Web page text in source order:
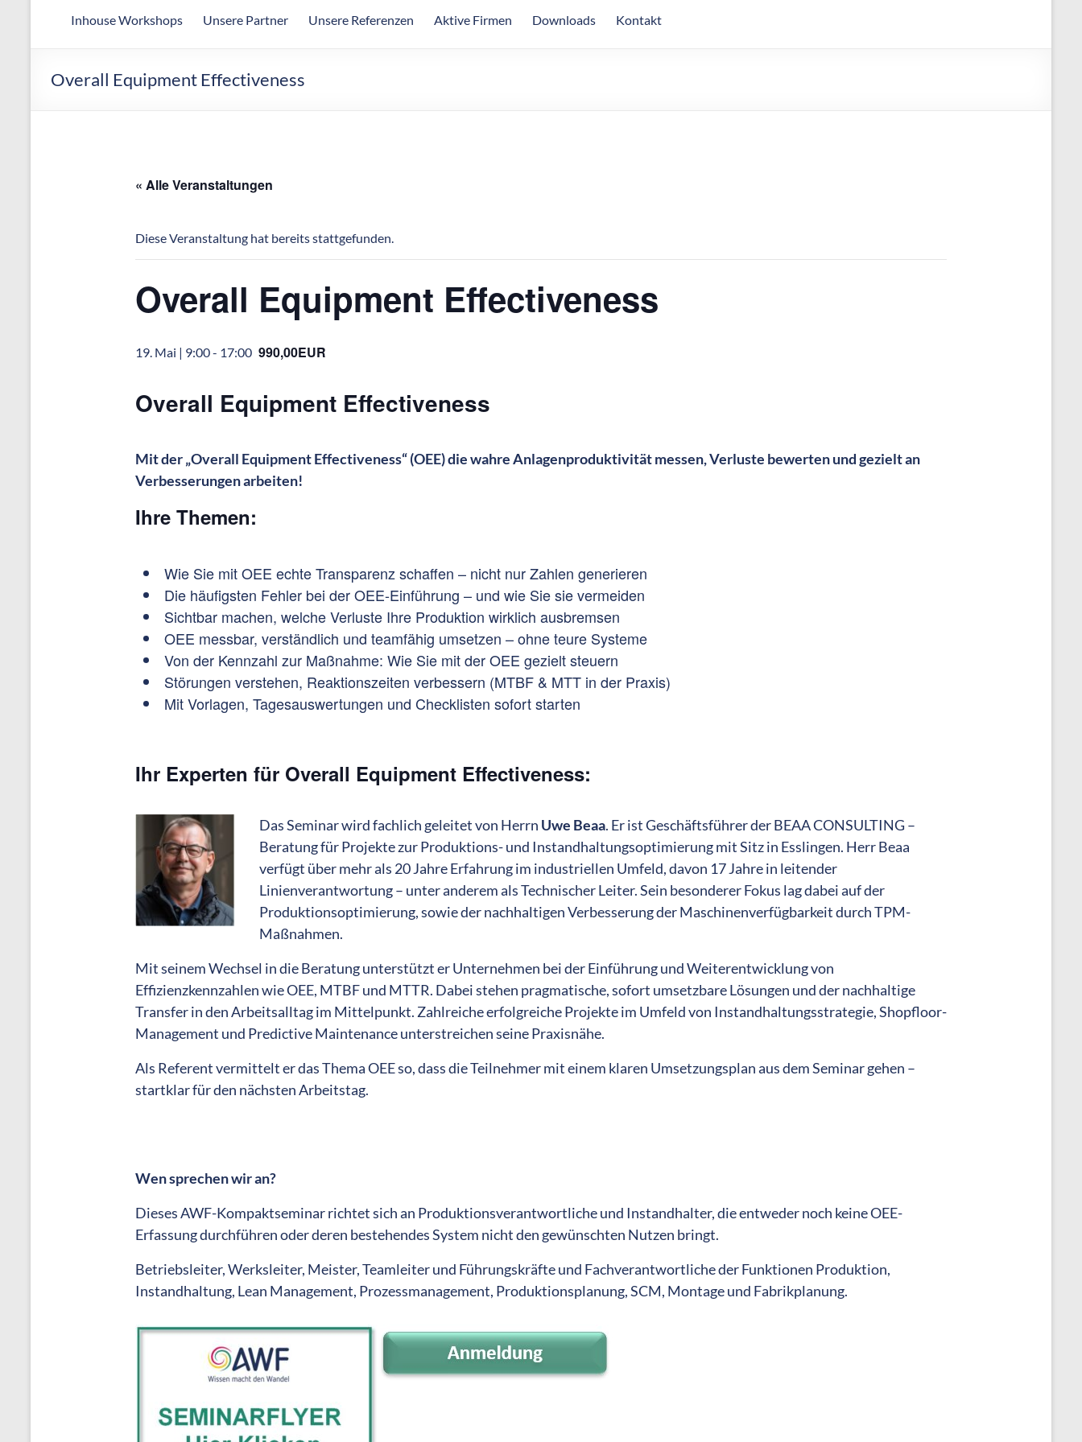
Inhouse Workshops Unsere Partner Unsere Referenzen Aktive Firmen Downloads Kontakt
Overall Equipment Effectiveness
« Alle Veranstaltungen
Diese Veranstaltung hat bereits stattgefunden.
Overall Equipment Effectiveness
19. Mai | 9:00- 17:00 990,00EUR
Overall Equipment Effectiveness
Mit der „Overall Equipment Effectiveness“ (OEE) die wahre Anlagenproduktivität messen, Verluste bewerten und gezielt an
Verbesserungen arbeiten!
Ihre Themen:
Wie Sie mit OEE echte Transparenz schaffen – nicht nur Zahlen generieren
Die häufigsten Fehler bei der OEE-Einführung – und wie Sie sie vermeiden
Sichtbar machen, welche Verluste Ihre Produktion wirklich ausbremsen
OEE messbar, verständlich und teamfähig umsetzen – ohne teure Systeme
Von der Kennzahl zur Maßnahme: Wie Sie mit der OEE gezielt steuern
Störungen verstehen, Reaktionszeiten verbessern (MTBF & MTT in der Praxis)
Mit Vorlagen, Tagesauswertungen und Checklisten sofort starten
Ihr Experten für Overall Equipment Effectiveness:
Das Seminar wird fachlich geleitet von Herrn Uwe Beaa. Er ist Geschäftsführer der BEAA CONSULTING –
Beratung für Projekte zur Produktions- und Instandhaltungsoptimierung mit Sitz in Esslingen. Herr Beaa
verfügt über mehr als 20 Jahre Erfahrung im industriellen Umfeld, davon 17 Jahre in leitender
Linienverantwortung – unter anderem als Technischer Leiter. Sein besonderer Fokus lag dabei auf der
Produktionsoptimierung, sowie der nachhaltigen Verbesserung der Maschinenverfügbarkeit durch TPM-
Maßnahmen.
Mit seinem Wechsel in die Beratung unterstützt er Unternehmen bei der Einführung und Weiterentwicklung von
Effizienzkennzahlen wie OEE, MTBF und MTTR. Dabei stehen pragmatische, sofort umsetzbare Lösungen und der nachhaltige
Transfer in den Arbeitsalltag im Mittelpunkt. Zahlreiche erfolgreiche Projekte im Umfeld von Instandhaltungsstrategie, Shopfloor-
Management und Predictive Maintenance unterstreichen seine Praxisnähe.
Als Referent vermittelt er das Thema OEE so, dass die Teilnehmer mit einem klaren Umsetzungsplan aus dem Seminar gehen –
startklar für den nächsten Arbeitstag.
Wen sprechen wir an?
Dieses AWF-Kompaktseminar richtet sich an Produktionsverantwortliche und Instandhalter, die entweder noch keine OEE-
Erfassung durchführen oder deren bestehendes System nicht den gewünschten Nutzen bringt.
Betriebsleiter, Werksleiter, Meister, Teamleiter und Führungskräfte und Fachverantwortliche der Funktionen Produktion,
Instandhaltung, Lean Management, Prozessmanagement, Produktionsplanung, SCM, Montage und Fabrikplanung.